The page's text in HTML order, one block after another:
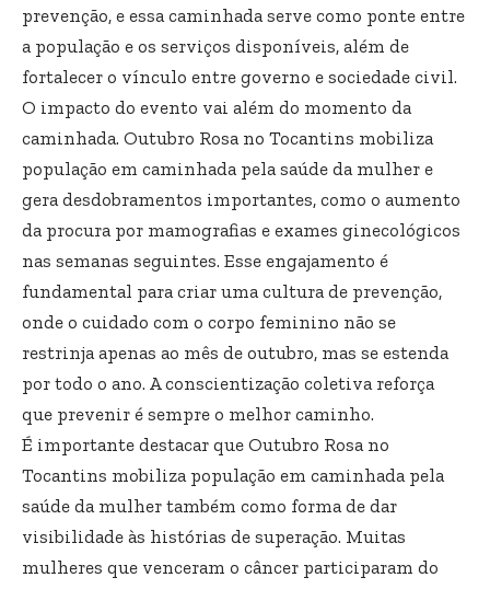
prevenção, e essa caminhada serve como ponte entre
a população e os serviços disponíveis, além de
fortalecer o vínculo entre governo e sociedade civil.
O impacto do evento vai além do momento da
caminhada. Outubro Rosa no Tocantins mobiliza
população em caminhada pela saúde da mulher e
gera desdobramentos importantes, como o aumento
da procura por mamografias e exames ginecológicos
nas semanas seguintes. Esse engajamento é
fundamental para criar uma cultura de prevenção,
onde o cuidado com o corpo feminino não se
restrinja apenas ao mês de outubro, mas se estenda
por todo o ano. A conscientização coletiva reforça
que prevenir é sempre o melhor caminho.
É importante destacar que Outubro Rosa no
Tocantins mobiliza população em caminhada pela
saúde da mulher também como forma de dar
visibilidade às histórias de superação. Muitas
mulheres que venceram o câncer participaram do